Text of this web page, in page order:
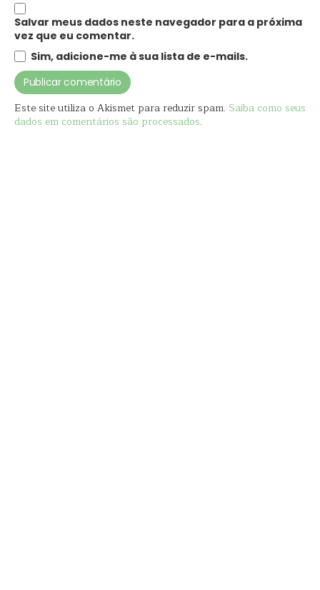
Salvar meus dados neste navegador para a próxima
vez que eu comentar.
Sim, adicione-me à sua lista de e-mails.
Este site utiliza o Akismet para reduzir spam. Saiba como seus
dados em comentários são processados.